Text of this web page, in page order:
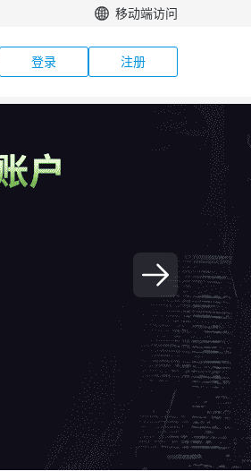
移动端访问
登录 注册